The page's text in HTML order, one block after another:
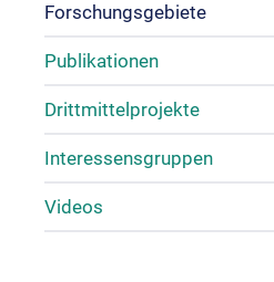
Forschungsgebiete
Publikationen
Drittmittelprojekte
Interessensgruppen
Videos